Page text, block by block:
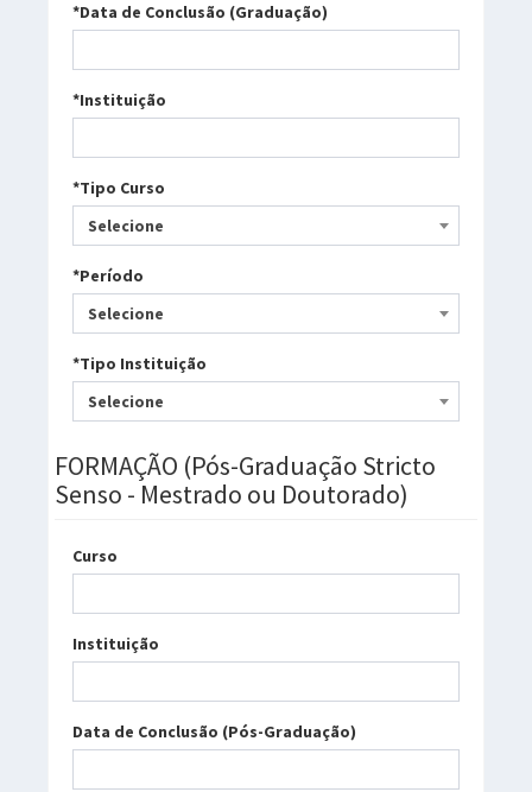
*Data de Conclusão (Graduação)
*Instituição
*Tipo Curso
Selecione
*Período
Selecione
*Tipo Instituição
Selecione
FORMAÇÃO (Pós-Graduação Stricto
Senso - Mestrado ou Doutorado)
Curso
Instituição
Data de Conclusão (Pós-Graduação)